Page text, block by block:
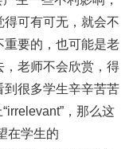
可有可无，就会不
重要的，也可能是老
，老师不会欣赏，得
到很多学生辛辛苦苦
，那么这
在学生的